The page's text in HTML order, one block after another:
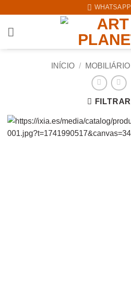
content
WHATSAPP
INÍCIO / MOBILIÁRIO
FILTRAR